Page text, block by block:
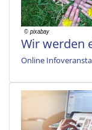
Wir werden
Online